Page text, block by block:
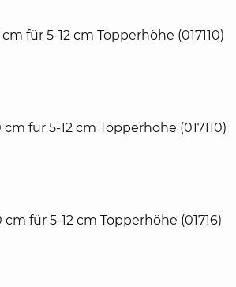
für 5-12 cm Topperhöhe (017110)
cm für 5-12 cm Topperhöhe (017110)
cm für 5-12 cm Topperhöhe (01716)